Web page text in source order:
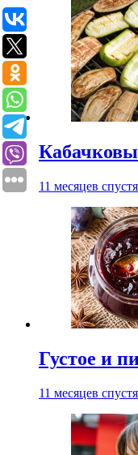
11 месяцев спустя
Густое и
11 месяцев спустя